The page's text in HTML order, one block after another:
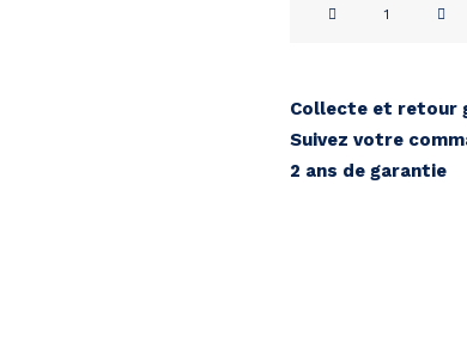
11Ah
Collecte et retour
Suivez votre
2 ans de garantie